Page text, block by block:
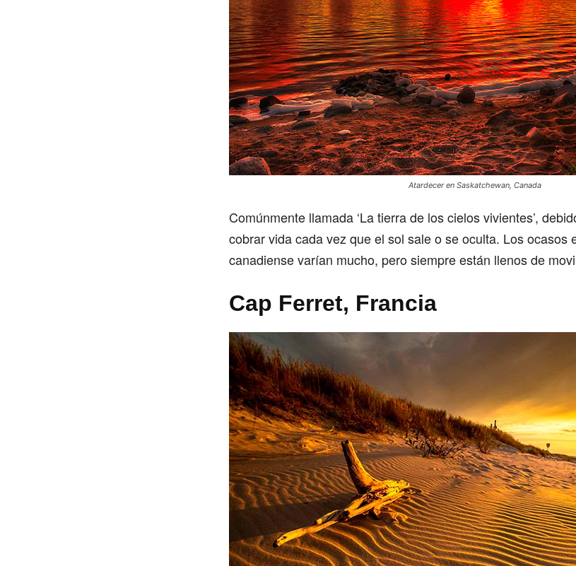
Atardecer en Saskatchewan, Canada
Comúnmente llamada ‘La tierra de los cielos vivientes’,
cobrar vida cada vez que el sol sale o se oculta. Los ocasos
canadiense varían mucho, pero siempre están llenos de
Cap Ferret, Francia